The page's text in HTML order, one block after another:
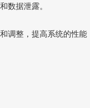
数据泄露。
调整，提高系统的性能